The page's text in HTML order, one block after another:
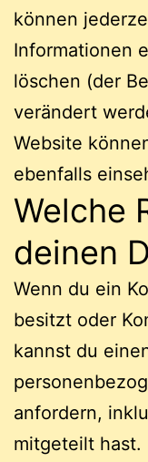
können
Informationen
löschen (der
verändert
Website
ebenfalls
Welche
deinen
Wenn du ein
besitzt oder
kannst du
anfordern,
mitgeteilt hast.